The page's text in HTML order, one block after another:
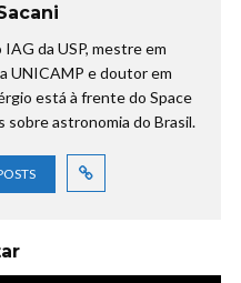
da USP, mestre em
UNICAMP e doutor em
está à frente do Space
sobre astronomia do Brasil.